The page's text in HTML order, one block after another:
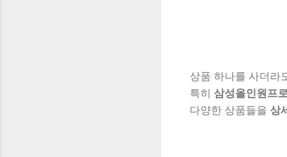
상품 하나를 사더라
특히 삼성올인원프
다양한 상품들을 상